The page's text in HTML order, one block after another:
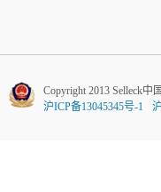
Copyright 2013 Selleck中
沪ICP备13045345号-1